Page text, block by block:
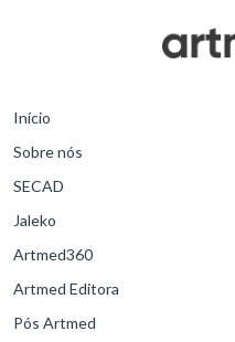
Início
Sobre nós
SECAD
Jaleko
Artmed360
Artmed Editora
Pós Artmed